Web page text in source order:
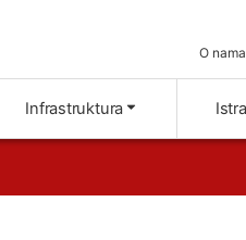
O nama
Infrastruktura